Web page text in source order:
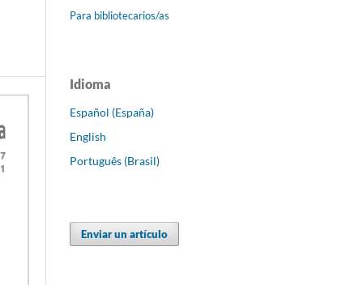
Para bibliotecarios/as
Idioma
Español (España)
English
Português (Brasil)
Enviar un artículo